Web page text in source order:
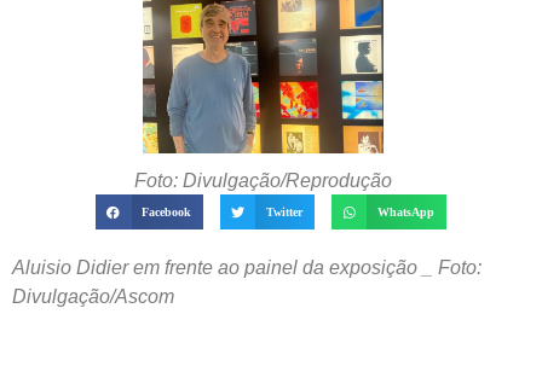
Foto: Divulgação/Reprodução
Facebook Twitter WhatsApp
Aluisio Didier em frente ao painel da exposição _ Foto:
Divulgação/Ascom